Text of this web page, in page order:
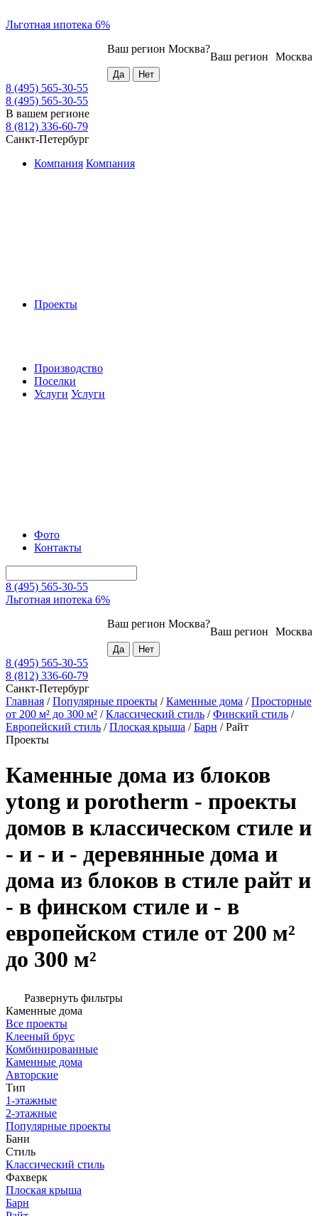
Льготная ипотека 6%
Москва
Ваш регион
Ваш регион Москва?
8 (495) 565-30-55
8 (495) 565-30-55
В вашем регионе
8 (812) 336-60-79
Санкт-Петербург
Компания Компания
Проекты
Производство
Поселки
Услуги Услуги
Фото
Контакты
8 (495) 565-30-55
Льготная ипотека 6%
Москва
Ваш регион
Ваш регион Москва?
8 (495) 565-30-55
8 (812) 336-60-79
Санкт-Петербург
Главная /Популярные проекты /Каменные дома /Просторные
от 200 м² до 300 м² /Классический стиль /Финский стиль /
Европейский стиль /Плоская крыша /Барн /Райт
Проекты
Каменные дома из блоков
ytong и porotherm - проекты
домов в классическом стиле и
- и - и - деревянные дома и
дома из блоков в стиле райт и
- в финском стиле и - в
европейском стиле от 200 м²
до 300 м²
Развернуть фильтры
Каменные дома
Все проекты
Клееный брус
Комбинированные
Каменные дома
Авторские
Тип
1-этажные
2-этажные
Популярные проекты
Бани
Стиль
Классический стиль
Фахверк
Плоская крыша
Барн